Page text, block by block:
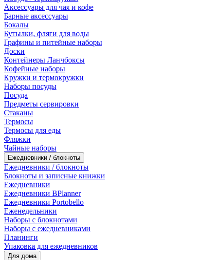
Аксессуары для чая и кофе
Барные аксессуары
Бокалы
Бутылки, фляги для воды
Графины и питейные наборы
Доски
Контейнеры Ланчбоксы
Кофейные наборы
Кружки и термокружки
Наборы посуды
Посуда
Предметы сервировки
Стаканы
Термосы
Термосы для еды
Фляжки
Чайные наборы
Ежедневники / блокноты
Ежедневники / блокноты
Блокноты и записные книжки
Ежедневники
Ежедневники BPlanner
Ежедневники Portobello
Еженедельники
Наборы с блокнотами
Наборы с ежедневниками
Планинги
Упаковка для ежедневников
Для дома